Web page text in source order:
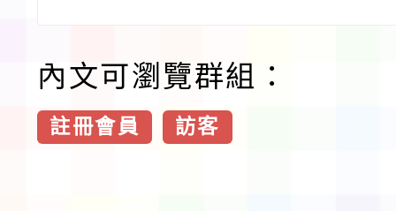
內文可瀏覽群組：
註冊會員 訪客